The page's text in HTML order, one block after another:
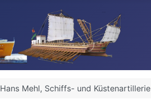
Hans Mehl, Schiffs- und Küstenartillerie